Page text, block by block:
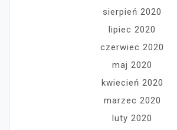
sierpień 2020
lipiec 2020
czerwiec 2020
maj 2020
kwiecień 2020
marzec 2020
luty 2020